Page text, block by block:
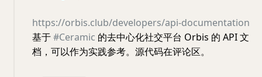
https://orbis.club/developers/api-documentation
基于#Ceramic 的去中心化社交平台 Orbis 的 API 文
档，可以作为实践参考。源代码在评论区。